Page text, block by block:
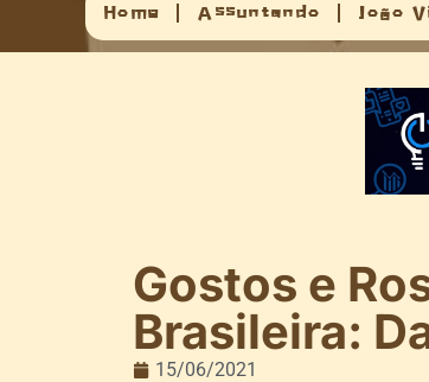
Home Assuntando João
Gostos e
Brasileira:
15/06/2021